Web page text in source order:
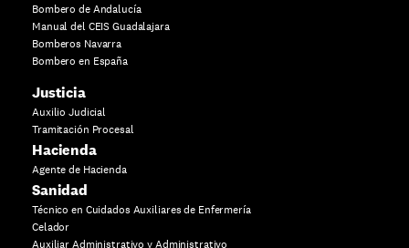
Bombero de Andalucía
Manual del CEIS Guadalajara
Bomberos Navarra
Bombero en España
Justicia
Auxilio Judicial
Tramitación Procesal
Hacienda
Agente de Hacienda
Sanidad
Técnico en Cuidados Auxiliares de Enfermería
Celador
Auxiliar Administrativo y Administrativo